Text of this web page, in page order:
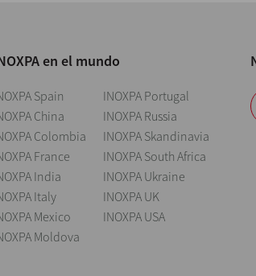
en el mundo
Spain
China
Colombia
France
India
Italy
Mexico
Moldova
INOXPA Portugal
INOXPA Russia
INOXPA Skandinavia
INOXPA South Africa
INOXPA Ukraine
INOXPA UK
INOXPA USA